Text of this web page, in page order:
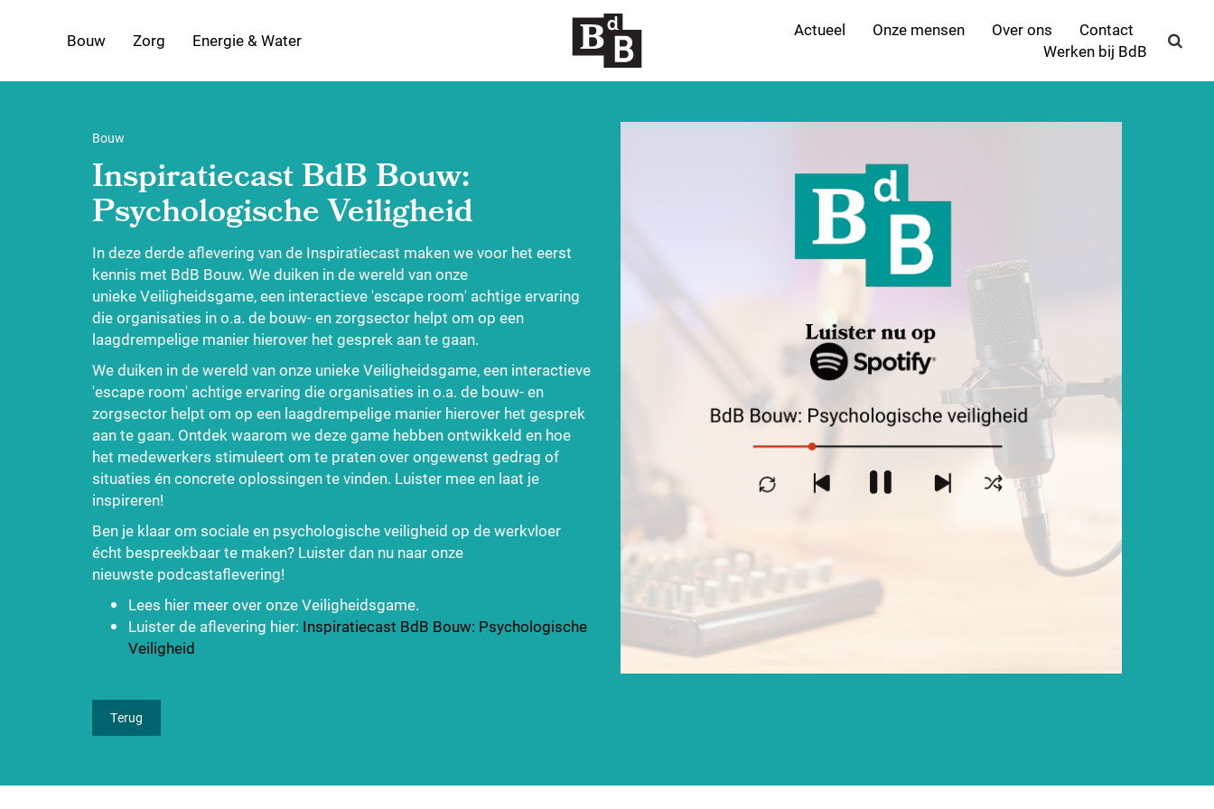
Bouw Zorg Energie & Water
Actueel Onze mensen Over ons
Contact
Werken bij BdB
Bouw
Inspiratiecast BdB Bouw:
Psychologische Veiligheid
In deze derde aflevering van de Inspiratiecast maken we voor het eerst
kennis met BdB Bouw. We duiken in de wereld van onze
unieke Veiligheidsgame, een interactieve 'escape room' achtige ervaring
die organisaties in o.a. de bouw- en zorgsector helpt om op een
laagdrempelige manier hierover het gesprek aan te gaan.
We duiken in de wereld van onze unieke Veiligheidsgame, een interactieve
'escape room' achtige ervaring die organisaties in o.a. de bouw- en
zorgsector helpt om op een laagdrempelige manier hierover het gesprek
aan te gaan. Ontdek waarom we deze game hebben ontwikkeld en hoe
het medewerkers stimuleert om te praten over ongewenst gedrag of
situaties én concrete oplossingen te vinden. Luister mee en laat je
inspireren!
Ben je klaar om sociale en psychologische veiligheid op de werkvloer
écht bespreekbaar te maken? Luister dan nu naar onze
nieuwste podcastaflevering!
Lees hier meer over onze Veiligheidsgame.
Luister de aflevering hier: Inspiratiecast BdB Bouw: Psychologische
Veiligheid
Terug